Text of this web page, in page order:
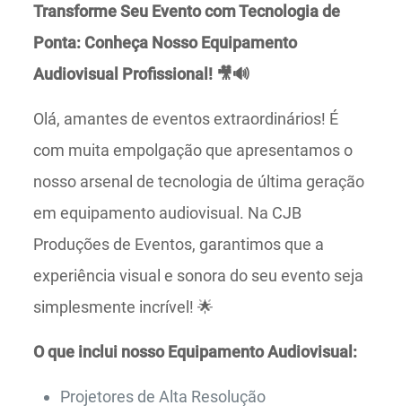
Transforme Seu Evento com Tecnologia de
Ponta: Conheça Nosso Equipamento
Audiovisual Profissional! 🎥🔊
Olá, amantes de eventos extraordinários! É
com muita empolgação que apresentamos o
nosso arsenal de tecnologia de última geração
em equipamento audiovisual. Na CJB
Produções de Eventos, garantimos que a
experiência visual e sonora do seu evento seja
simplesmente incrível! 🌟
O que inclui nosso Equipamento Audiovisual:
Projetores de Alta Resolução